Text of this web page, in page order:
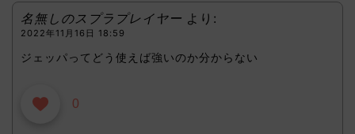
名無しのスプラプレイヤー より:
2022年11月16日 18:59
ジェッパってどう使えば強いのか分からない
0